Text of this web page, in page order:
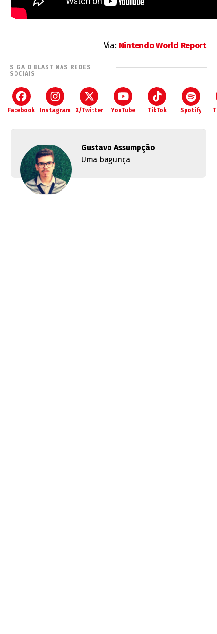
Via: Nintendo World Report
SIGA O BLAST NAS REDES
SOCIAIS
Facebook Instagram X/Twitter YouTube TikTok Spotify
Gustavo Assumpção
Uma bagunça